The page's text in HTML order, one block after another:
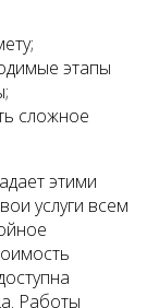
этапы
сложное
этими
услуги всем
Работы